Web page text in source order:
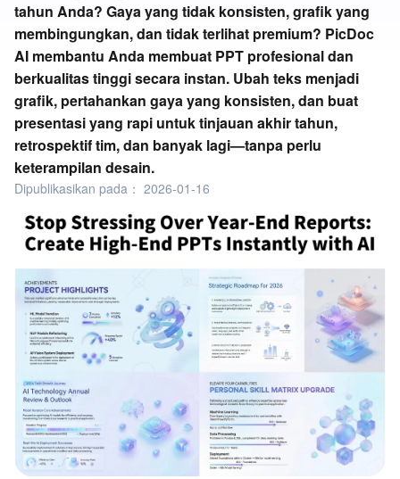
tahun Anda? Gaya yang tidak konsisten, grafik yang
membingungkan, dan tidak terlihat premium? PicDoc
AI membantu Anda membuat PPT profesional dan
berkualitas tinggi secara instan. Ubah teks menjadi
grafik, pertahankan gaya yang konsisten, dan buat
presentasi yang rapi untuk tinjauan akhir tahun,
retrospektif tim, dan banyak lagi—tanpa perlu
keterampilan desain.
Dipublikasikan pada： 2026-01-16